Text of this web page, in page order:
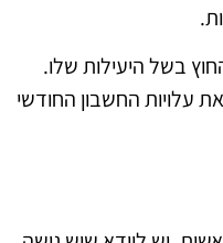
בשל היעילות שלו.
עלויות החשבון החודשי